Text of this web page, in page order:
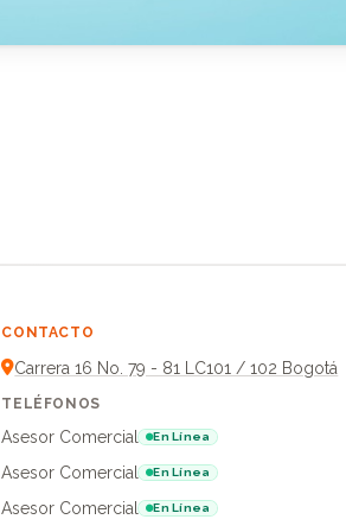
CONTACTO
Carrera 16 No. 79 - 81 LC101 / 102 Bogotá
TELÉFONOS
Asesor Comercial En Línea
Asesor Comercial
En Línea
Asesor Comercial
En Línea